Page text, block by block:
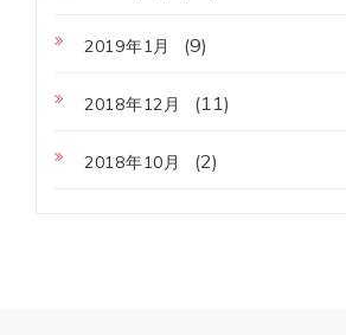
2019年1月 (9)
2018年12月 (11)
2018年10月 (2)